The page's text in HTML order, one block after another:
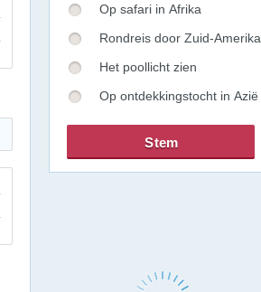
Op safari in Afrika
Rondreis door Zuid-Amerika
Het poollicht zien
Op ontdekkingstocht in Azië